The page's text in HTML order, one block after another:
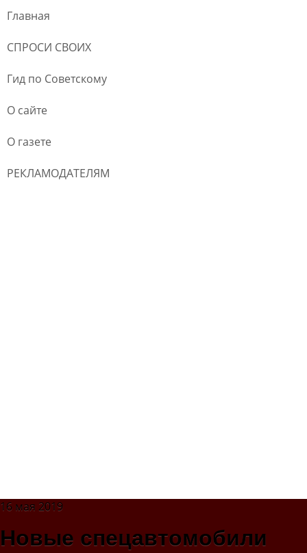
Главная
СПРОСИ СВОИХ
Гид по Советскому
О сайте
О газете
РЕКЛАМОДАТЕЛЯМ
16 мая 2019
Новые спецавтомобили